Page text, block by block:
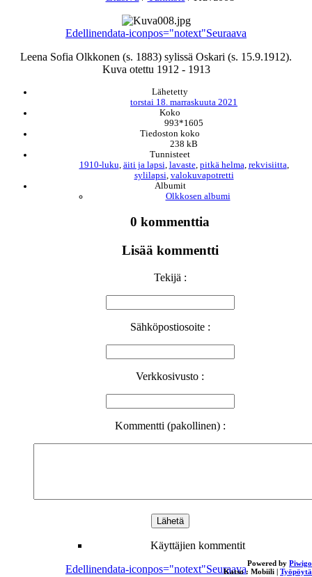
Edellinendata-iconpos="notext"Seuraava
Leena Sofia Olkkonen (s. 1883) sylissä Oskari (s. 15.9.1912).
Kuva otettu 1912 - 1913
Lähetetty
torstai 18. marraskuuta 2021
Koko
993*1605
Tiedoston koko
238 kB
Tunnisteet
1910-luku äiti ja lapsi lavaste, pitkä helma rekvisiitta
sylilapsi valokuvapotretti
Albumit
Olkkosen albumi
0 kommenttia
Lisää kommentti
Tekijä :
Sähköpostiosoite :
Verkkosivusto :
Kommentti (pakollinen) :
Käyttäjien kommentit
Edellinendata-iconpos="notext"SeuraavaPowered by Piwigo
Katso : Mobiili | Työpöytä